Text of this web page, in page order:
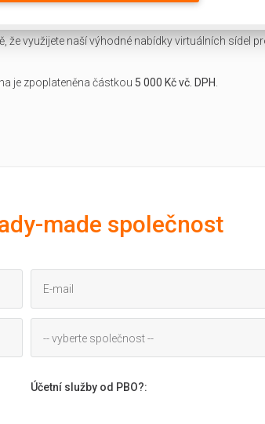
že využijete naší výhodné nabídky virtuálních sídel
je zpoplateněna částkou 5 000 Kč vč. DPH
made společnost
-- vyberte společnost --
Účetní služby od PBO?: